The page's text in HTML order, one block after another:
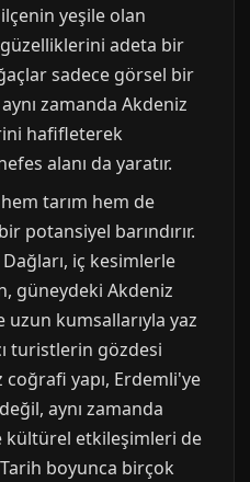
yeşile olan
adeta bir
sadece görsel bir
zamanda Akdeniz
hafifleterek
alanı da yaratır.
tarım hem de
potansiyel barındırır.
iç kesimlerle
güneydeki Akdeniz
kumsallarıyla yaz
turistlerin gözdesi
yapı, Erdemli'ye
aynı zamanda
kültürel etkileşimleri de
boyunca birçok